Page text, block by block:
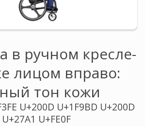
ручном кресле-
лицом вправо:
тон кожи
U+200D U+1F9BD U+200D
U+27A1 U+FE0F